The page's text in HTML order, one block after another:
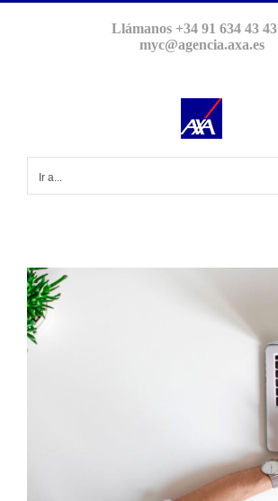
Llámanos +34 91 634 43 43
myc@agencia.axa.es
Ir a...